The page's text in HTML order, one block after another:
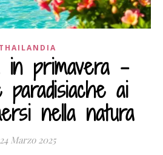
THAILANDIA
in primavera –
paradisiache ai
nella natura
24 Marzo 2025